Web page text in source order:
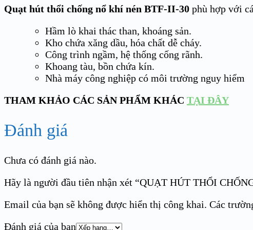
Quạt hút thổi chống nổ khí nén BTF-II-30 phù hợp với
Hầm lò khai thác than, khoáng sản.
Kho chứa xăng dầu, hóa chất dễ cháy.
Công trình ngầm, hệ thống cống rãnh.
Khoang tàu, bồn chứa kín.
Nhà máy công nghiệp có môi trường nguy hiểm
THAM KHẢO CÁC SẢN PHẨM KHÁC TẠI ĐÂY
Đánh giá
Chưa có đánh giá nào.
Hãy là người đầu tiên nhận xét “QUẠT HÚT THỔI
Email của bạn sẽ không được hiển thị công khai. Các
Đánh giá của bạn